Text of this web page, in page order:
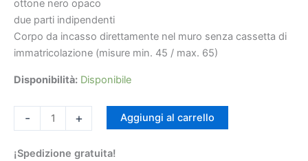
ottone nero opaco
due parti indipendenti
Corpo da incasso direttamente nel muro senza cassetta di
immatricolazione (misure min. 45 / max. 65)
Disponibilità: Disponibile
- + Aggiungi al carrello
¡Spedizione gratuita!